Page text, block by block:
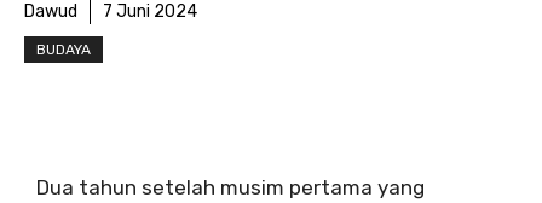
Dawud 7 Juni 2024
BUDAYA
Dua tahun setelah musim pertama yang